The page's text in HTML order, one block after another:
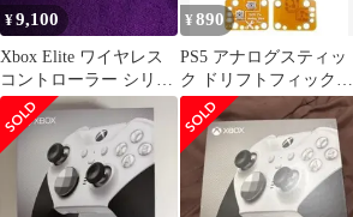
¥9,100
Xbox Elite ワイヤレス
コントローラー シリー
ズ 2 値下げ可
¥ 890
PS5 アナログスティッ
ク ドリフトフィックス
モッド 2個 オレンジ
G265